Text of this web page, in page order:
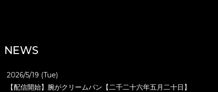
NEWS
2026/5/19 (Tue)
【配信開始】腕がクリームパン【二千二十六年五月二十日】